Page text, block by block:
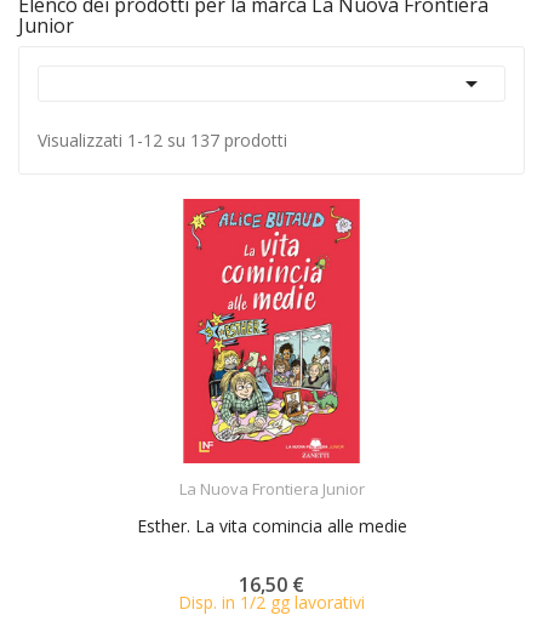
Junior

Visualizzati 1-12 su 137 prodotti
La Nuova Frontiera Junior
Esther. La vita comincia alle medie
16,50 €
Disp. in 1/2 gg lavorativi